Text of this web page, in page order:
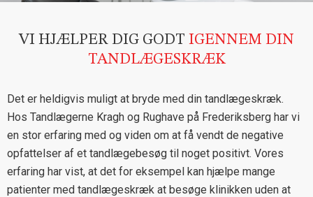
VI HJÆLPER DIG GODT IGENNEM DIN
TANDLÆGESKRÆK
Det er heldigvis muligt at bryde med din tandlægeskræk.
Hos Tandlægerne Kragh og Rughave på Frederiksberg har vi
en stor erfaring med og viden om at få vendt de negative
opfattelser af et tandlægebesøg til noget positivt. Vores
erfaring har vist, at det for eksempel kan hjælpe mange
patienter med tandlægeskræk at besøge klinikken uden at